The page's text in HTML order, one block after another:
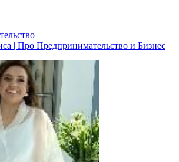
| Про Предпринимательство и Бизнес